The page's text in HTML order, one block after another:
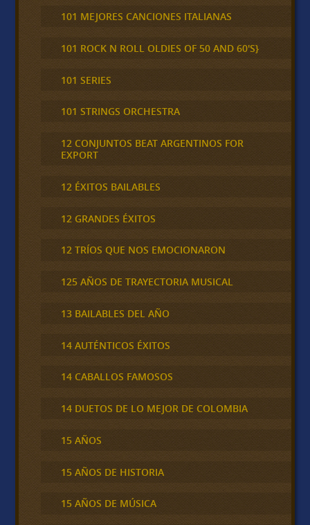
101 MEJORES CANCIONES ITALIANAS
101 ROCK N ROLL OLDIES OF 50 AND 60'S}
101 SERIES
101 STRINGS ORCHESTRA
12 CONJUNTOS BEAT ARGENTINOS FOR
EXPORT
12 ÉXITOS BAILABLES
12 GRANDES ÉXITOS
12 TRÍOS QUE NOS EMOCIONARON
125 AÑOS DE TRAYECTORIA MUSICAL
13 BAILABLES DEL AÑO
14 AUTÉNTICOS ÉXITOS
14 CABALLOS FAMOSOS
14 DUETOS DE LO MEJOR DE COLOMBIA
15 AÑOS
15 AÑOS DE HISTORIA
15 AÑOS DE MÚSICA